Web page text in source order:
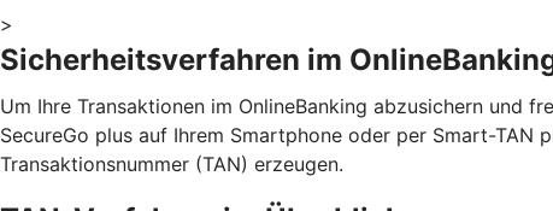
>
Sicherheitsverfahren im
Um Ihre Transaktionen im OnlineBanking abzusichern und
SecureGo plus auf Ihrem Smartphone oder per Smart-TAN
Transaktionsnummer (TAN) erzeugen.